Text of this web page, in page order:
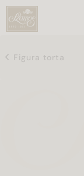
Figura torta